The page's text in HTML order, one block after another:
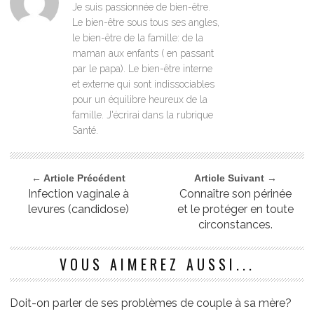
Je suis passionnée de bien-être.
Le bien-être sous tous ses angles,
le bien-être de la famille: de la
maman aux enfants ( en passant
par le papa). Le bien-être interne
et externe qui sont indissociables
pour un équilibre heureux de la
famille. J'écrirai dans la rubrique
Santé.
← Article Précédent
Infection vaginale à
levures (candidose)
Article Suivant →
Connaître son périnée
et le protéger en toute
circonstances.
VOUS AIMEREZ AUSSI...
Doit-on parler de ses problèmes de couple à sa mère?